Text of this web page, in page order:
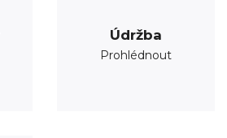
Údržba
Prohlédnout